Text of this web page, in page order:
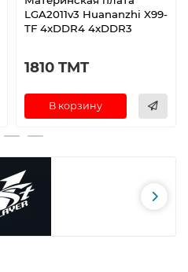
LGA2011v3 Huananzhi X99-
TF 4xDDR4 4xDDR3
1810 TMT
В корзину